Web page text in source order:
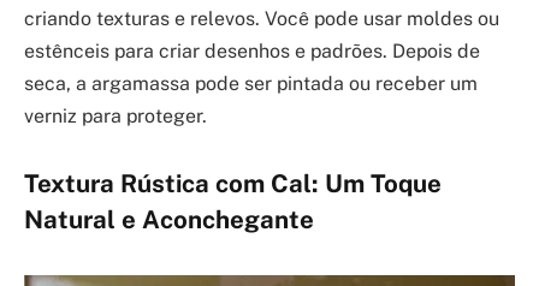
criando texturas e relevos. Você pode usar moldes ou
estênceis para criar desenhos e padrões. Depois de
seca, a argamassa pode ser pintada ou receber um
verniz para proteger.
Textura Rústica com Cal: Um Toque
Natural e Aconchegante